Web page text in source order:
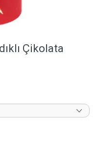
Çikolata